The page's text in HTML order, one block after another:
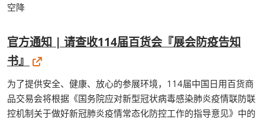
空降
官方通知 | 请查收114届百货会『展会防疫告知
书』
为了提供安全、健康、放心的参展环境，114届中国日用百货商
品交易会将根据《国务院应对新型冠状病毒感染肺炎疫情联防联
控机制关于做好新冠肺炎疫情常态化防控工作的指导意见》中的